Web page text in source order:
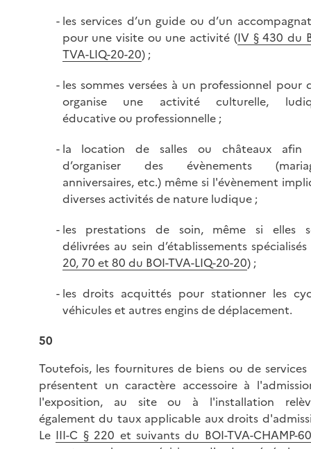
les services d’un guide ou d’un
pour une visite ou une activité (IV § 430 du
TVA-LIQ-20-20) ;
les sommes versées à un professionnel pour
organise une activité culturelle,
éducative ou professionnelle ;
la location de salles ou châteaux afin
d’organiser des évènements
anniversaires, etc.) même si l'évènement
diverses activités de nature ludique ;
les prestations de soin, même si elles
délivrées au sein d’établissements spécialisés
20, 70 et 80 du BOI-TVA-LIQ-20-20) ;
les droits acquittés pour stationner les
véhicules et autres engins de déplacement.
50
Toutefois, les fournitures de biens ou de
présentent un caractère accessoire à
l'exposition, au site ou à l'installation
également du taux applicable aux droits
Le III-C § 220 et suivants du BOI-TVA-CHAMP-